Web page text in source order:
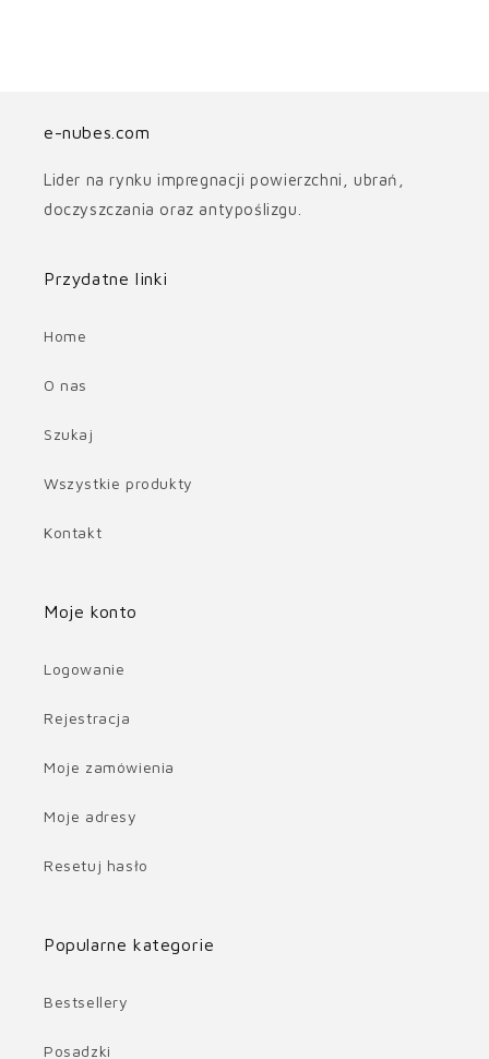
e-nubes.com
Lider na rynku impregnacji powierzchni, ubrań,
doczyszczania oraz antypoślizgu.
Przydatne linki
Home
O nas
Szukaj
Wszystkie produkty
Kontakt
Moje konto
Logowanie
Rejestracja
Moje zamówienia
Moje adresy
Resetuj hasło
Popularne kategorie
Bestsellery
Posadzki